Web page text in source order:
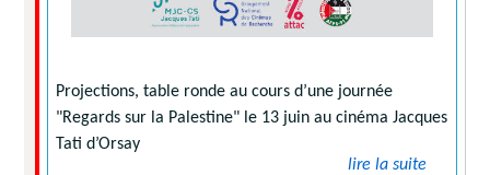
Projections, table ronde au cours d’une journée
"Regards sur la Palestine" le 13 juin au cinéma Jacques
Tati d’Orsay
lire la suite